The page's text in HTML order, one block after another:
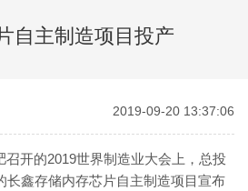
自主制造项目投产
2019-09-20 13:37:06
召开的2019世界制造业大会上，总投
长鑫存储内存芯片自主制造项目宣布